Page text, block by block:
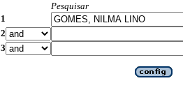
Pesquisar
1
2
3